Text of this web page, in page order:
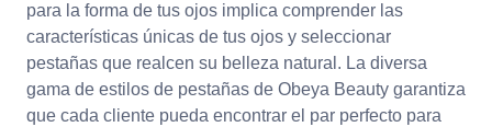
para la forma de tus ojos implica comprender las
características únicas de tus ojos y seleccionar
pestañas que realcen su belleza natural. La diversa
gama de estilos de pestañas de Obeya Beauty garantiza
que cada cliente pueda encontrar el par perfecto para